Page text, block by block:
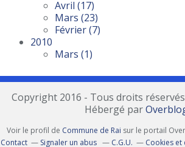
Avril (17)
Mars (23)
Février(7)
2010
Mars (1)
Copyright 2016 - Tous droits
Hébergé par
Voir le profil de Commune de Rai sur le portail
Contact
Signaler un abus C.G.U. Cookies